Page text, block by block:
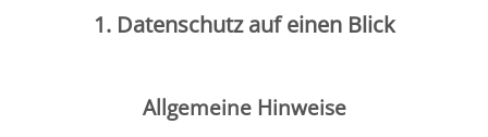
1. Datenschutz auf einen Blick
Allgemeine Hinweise